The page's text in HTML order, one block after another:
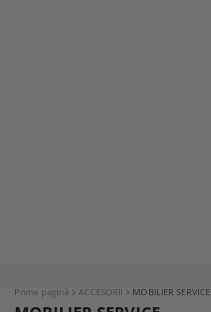
Prima pagină ACCESORII MOBILIER SERVICE